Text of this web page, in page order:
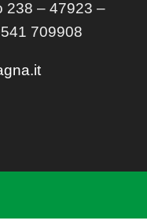
238 – 47923 –
709908